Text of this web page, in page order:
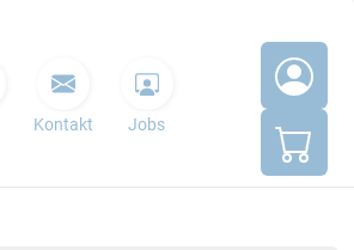
Kontakt Jobs